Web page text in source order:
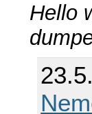
Hello